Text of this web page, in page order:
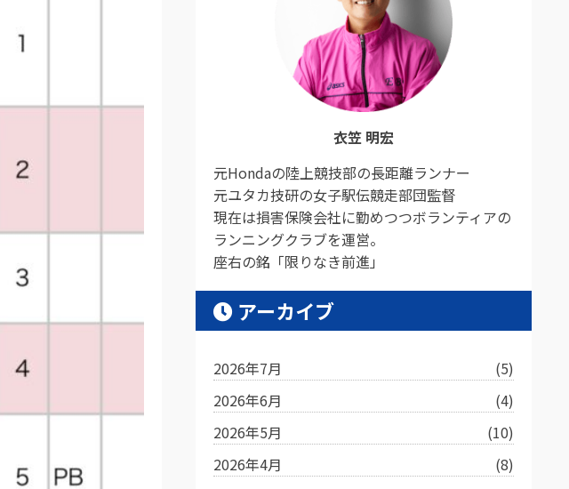
衣笠 明宏
元Hondaの陸上競技部の長距離ランナー
元ユタカ技研の女子駅伝競走部団監督
現在は損害保険会社に勤めつつボランティアの
ランニングクラブを運営。
座右の銘「限りなき前進」
アーカイブ
2026年7月
(5)
2026年6月
(4)
2026年5月
(10)
2026年4月
(8)